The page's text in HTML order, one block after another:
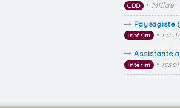
CDD • Millau
Paysagiste
Intérim • La
Assistante
Intérim •